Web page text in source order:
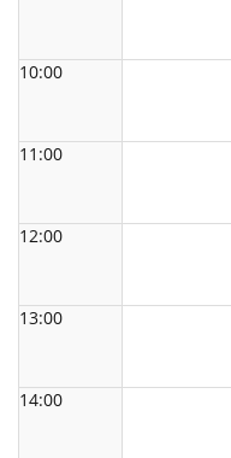
10:00
11:00
12:00
13:00
14:00